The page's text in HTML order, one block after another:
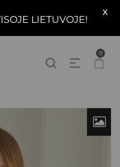
0
LIETUVOJE!
X